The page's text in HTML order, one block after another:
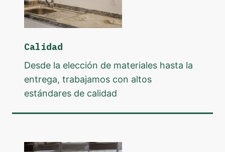
Calidad
Desde la elección de materiales hasta la
entrega, trabajamos con altos
estándares de calidad